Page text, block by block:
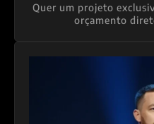
Quer um projeto
orçamento